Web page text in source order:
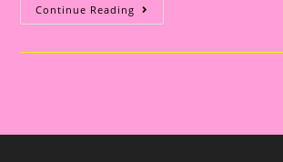
Continue Reading Quando
O
Toca:
Das